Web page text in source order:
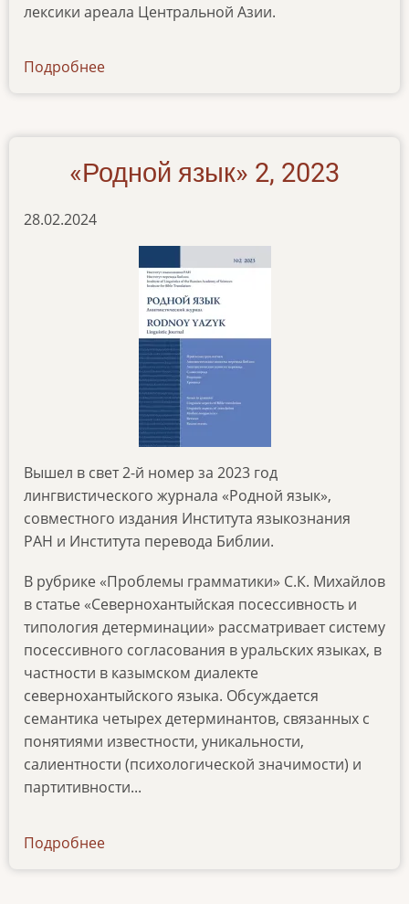
лексики ареала Центральной Азии.
Подробнее
«Родной язык» 2, 2023
28.02.2024
Вышел в свет 2-й номер за 2023 год
лингвистического журнала «Родной язык»,
совместного издания Института языкознания
РАН и Института перевода Библии.
В рубрике «Проблемы грамматики» С.К. Михайлов
в статье «Севернохантыйская посессивность и
типология детерминации» рассматривает систему
посессивного согласования в уральских языках, в
частности в казымском диалекте
севернохантыйского языка. Обсуждается
семантика четырех детерминантов, связанных с
понятиями известности, уникальности,
салиентности (психологической значимости) и
партитивности...
Подробнее